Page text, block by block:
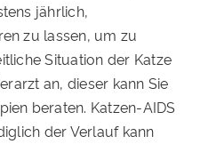
jährlich,
zu lassen, um zu
Situation der Katze
an, dieser kann Sie
beraten. Katzen-AIDS
der Verlauf kann